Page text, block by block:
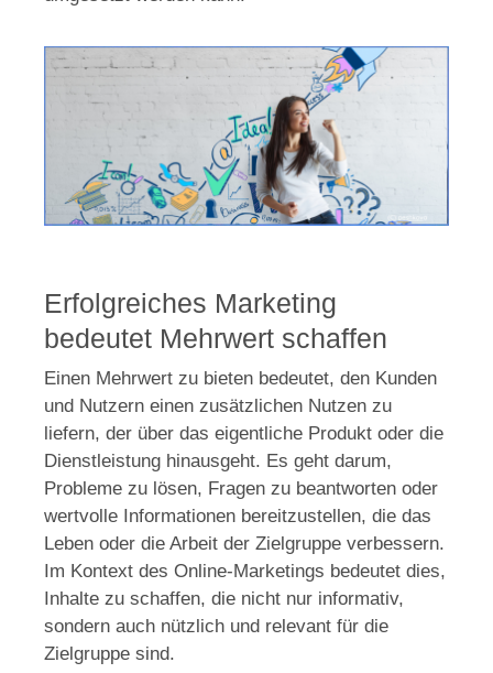
Erfolgreiches Marketing
bedeutet Mehrwert schaffen
Einen Mehrwert zu bieten bedeutet, den Kunden
und Nutzern einen zusätzlichen Nutzen zu
liefern, der über das eigentliche Produkt oder die
Dienstleistung hinausgeht. Es geht darum,
Probleme zu lösen, Fragen zu beantworten oder
wertvolle Informationen bereitzustellen, die das
Leben oder die Arbeit der Zielgruppe verbessern.
Im Kontext des Online-Marketings bedeutet dies,
Inhalte zu schaffen, die nicht nur informativ,
sondern auch nützlich und relevant für die
Zielgruppe sind.